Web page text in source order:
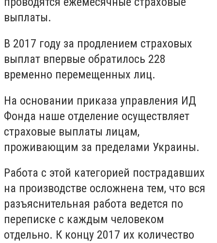
выплаты.
В 2017 году за продлением страховых
выплат впервые обратилось 228
временно перемещенных лиц.
На основании приказа управления ИД
Фонда наше отделение осуществляет
страховые выплаты лицам,
проживающим за пределами Украины.
Работа с этой категорией пострадавших
на производстве осложнена тем, что вся
разъяснительная работа ведется по
переписке с каждым человеком
отдельно. К концу 2017 их количество